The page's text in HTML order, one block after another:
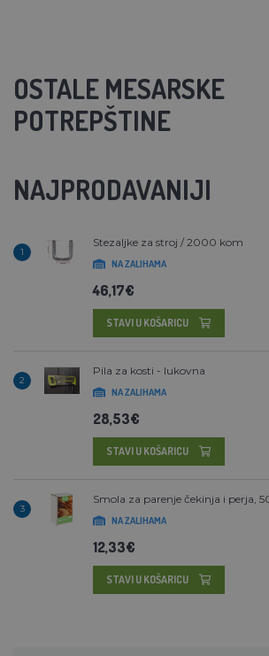
OSTALE MESARSKE
POTREPŠTINE
NAJPRODAVANIJI
1
Stezaljke za stroj / 2000 kom
NA ZALIHAMA
46,17€
STAVI U KOŠARICU
2
Pila za kosti - lukovna
NA ZALIHAMA
28,53€
STAVI U KOŠARICU
3
Smola za parenje čekinja i perja,
NA ZALIHAMA
12,33€
STAVI U KOŠARICU